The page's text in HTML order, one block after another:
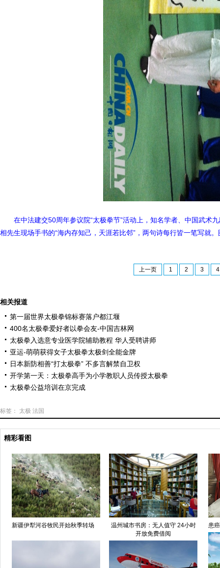
在中法建交50周年参议院“太极拳节”活动上，知名学者、中国武术
相先生现场手书的“海内存知己，天涯若比邻”，两句诗每行皆一笔写就
上一页 1 2 3 4
相关报道
第一届世界太极拳锦标赛落户都江堰
400名太极拳爱好者以拳会友-中国吉林网
太极拳入选意专业医学院辅助教程 华人受聘讲师
亚运-萌萌获得女子太极拳太极剑全能金牌
日本新防相善“打太极拳” 不多言解禁自卫权
开学第一天：太极拳高手为小学教职人员传授太极拳
太极拳公益培训在京完成
标签： 太极 法国
精彩看图
新疆伊犁河谷牧民开始秋季转场
温州城市书房：无人值守 24小时
开放免费借阅
患